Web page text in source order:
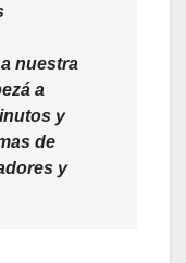
nuestra
a
y
de
y